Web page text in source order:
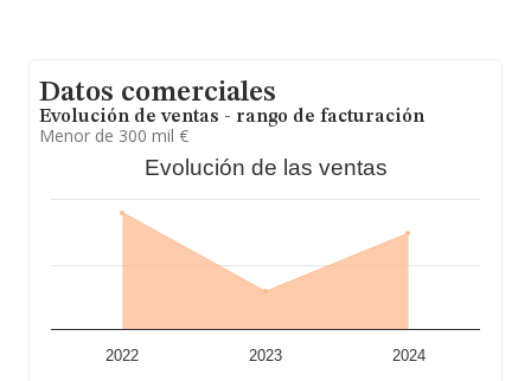
Datos comerciales
Evolución de ventas - rango de facturación
Menor de 300 mil €
Evolución de las ventas
2022 2023 2024